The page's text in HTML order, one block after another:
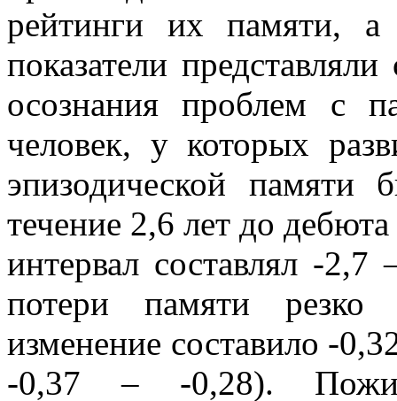
рейтинги их памяти, а
показатели
осознания проблем с
человек, у которых
эпизодической памяти
течение 2,6 лет до
интервал составлял -2,7
потери памяти резко
изменение составило -
-0,37 – -0,28).